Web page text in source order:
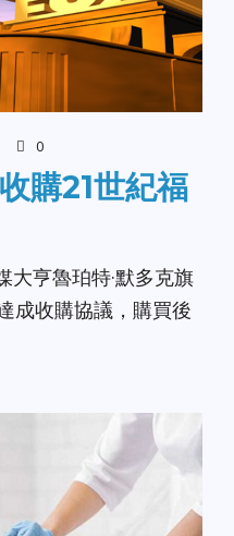
0
購21世紀福
大亨魯珀特·默多克旗
成收購協議，購買後